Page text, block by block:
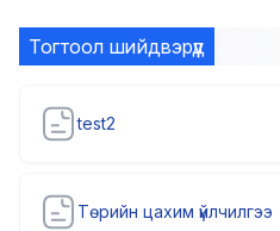
Тогтоол шийдвэрүүд
test2
Төрийн цахим үйлчилгээ